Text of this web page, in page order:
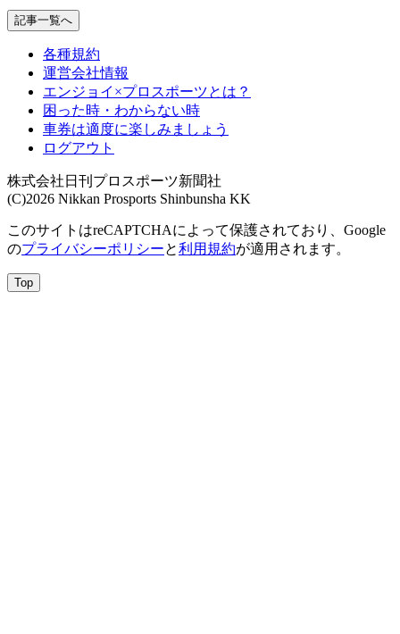
記事一覧へ
各種規約
運営会社情報
エンジョイ×プロスポーツとは？
困った時・わからない時
車券は適度に楽しみましょう
ログアウト
株式会社日刊プロスポーツ新聞社
(C)2026 Nikkan Prosports Shinbunsha KK
このサイトはreCAPTCHAによって保護されており、Google
のプライバシーポリシーと利用規約が適用されます。
Top